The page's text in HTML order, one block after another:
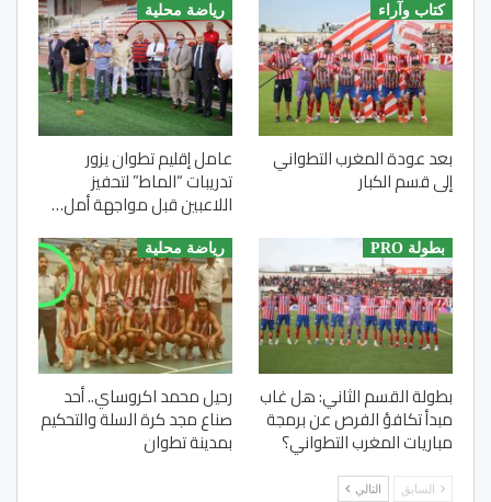
كتاب وآراء
بعد عودة المغرب التطواني
إلى قسم الكبار
رياضة محلية
عامل إقليم تطوان يزور
تدريبات “الماط” لتحفيز
اللاعبين قبل مواجهة أمل…
بطولة PRO
بطولة القسم الثاني: هل غاب
مبدأ تكافؤ الفرص عن برمجة
مباريات المغرب التطواني؟
رياضة محلية
رحيل محمد اكروساي.. أحد
صناع مجد كرة السلة والتحكيم
بمدينة تطوان
السابق التالي